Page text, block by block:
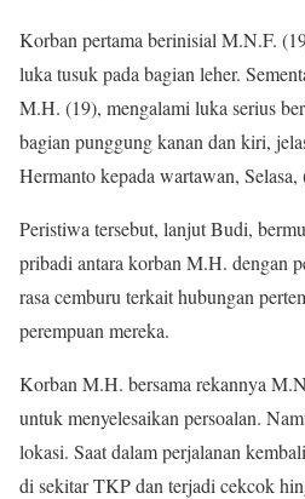
Korban pertama berinisial M.N.F.
luka tusuk pada bagian leher.
M.H. (19), mengalami luka serius
bagian punggung kanan dan kiri,
Hermanto kepada wartawan,
Peristiwa tersebut, lanjut Budi,
pribadi antara korban M.H. dengan
rasa cemburu terkait hubungan
perempuan mereka.
Korban M.H. bersama rekannya
untuk menyelesaikan persoalan.
lokasi. Saat dalam perjalanan
di sekitar TKP dan terjadi cekcok